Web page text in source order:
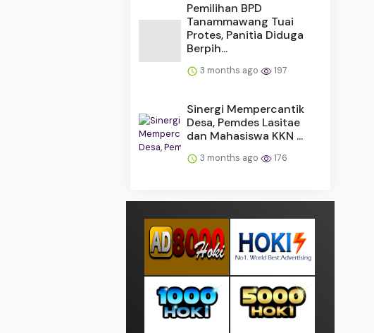
Pemilihan BPD
Tanammawang Tuai
Protes, Panitia Diduga
Berpih...
3 months ago 197
Sinergi Mempercantik
Desa, Pemdes Lasitae
dan Mahasiswa KKN ...
3 months ago 176